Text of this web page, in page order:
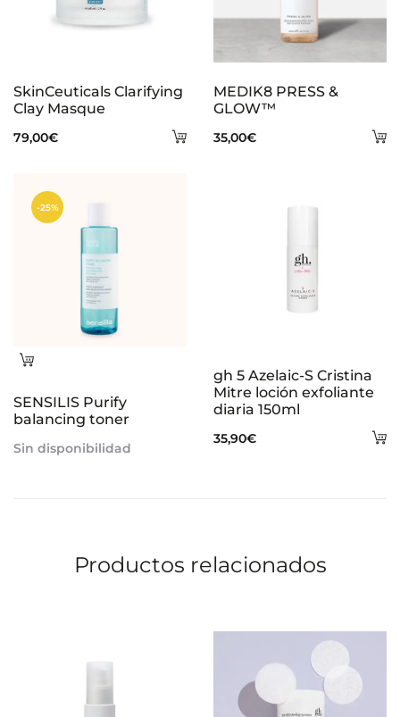
Añadir
SkinCeuticals Clarifying
Clay Masque
79,00€
MEDIK8 PRESS &
GLOW™
35,00€
-25%
Leer
SENSILIS Purify
balancing toner
Sin disponibilidad
gh 5 Azelaic-S Cristina
Mitre loción exfoliante
diaria 150ml
35,90€
Productos relacionados